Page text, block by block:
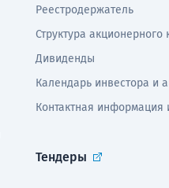
Реестродержатель
Структура акционерного
Дивиденды
Календарь инвестора и
Контактная информация
Тендеры